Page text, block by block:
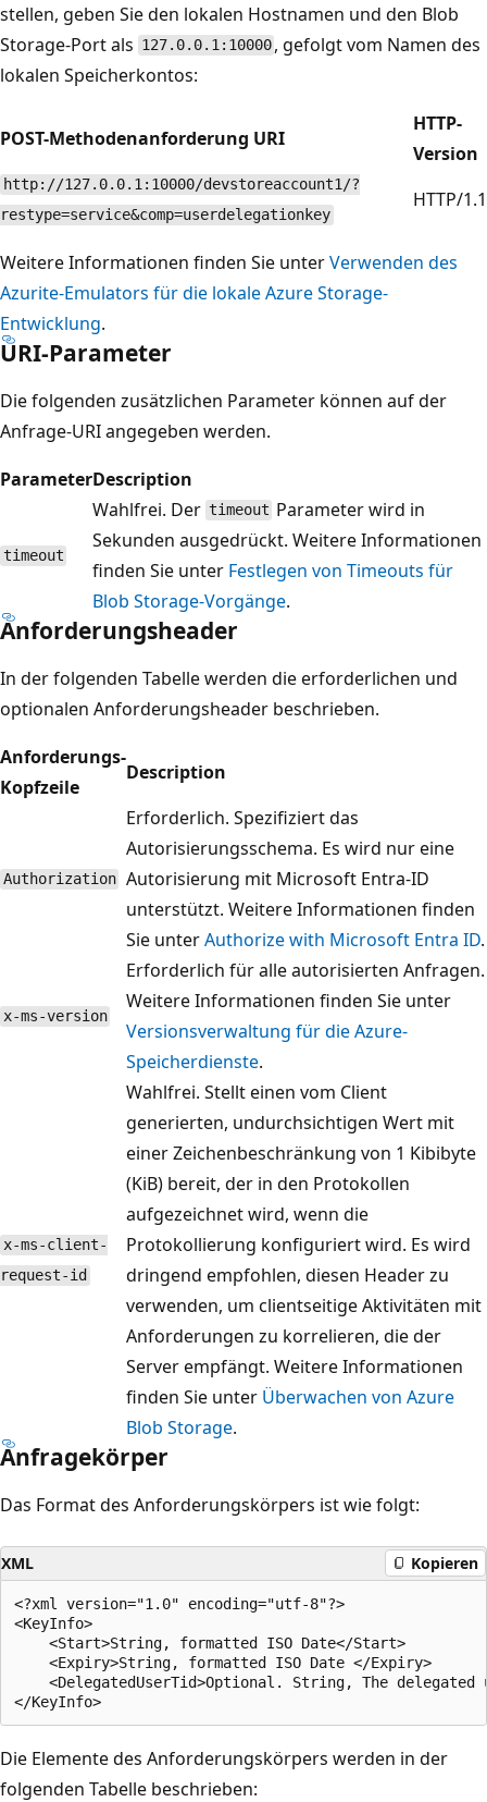
stellen, geben Sie den lokalen Hostnamen und den Blob
Storage-Port als 127.0.0.1:10000 , gefolgt vom Namen des
lokalen Speicherkontos:
POST-Methodenanforderung URI
HTTP-
Version
http://127.0.0.1:10000/devstoreaccount1/?
restype=service&comp=userdelegationkey
HTTP/1.1
Weitere Informationen finden Sie unterVerwenden des
Azurite-Emulators für die lokale Azure Storage-
Entwicklung.
URI-Parameter
Die folgenden zusätzlichen Parameter können auf der
Anfrage-URI angegeben werden.
ParameterDescription
timeout
Wahlfrei. Der timeout Parameter wird in
Sekunden ausgedrückt. Weitere Informationen
finden Sie unter Festlegen von Timeouts für
Blob Storage-Vorgänge.
Anforderungsheader
In der folgenden Tabelle werden die erforderlichen und
optionalen Anforderungsheader beschrieben.
Anforderungs-
Kopfzeile
Description
Authorization
Erforderlich. Spezifiziert das
Autorisierungsschema. Es wird nur eine
Autorisierung mit Microsoft Entra-ID
unterstützt. Weitere Informationen finden
Sie unterAuthorize with Microsoft Entra ID.
x-ms-version
Erforderlich für alle autorisierten Anfragen.
Weitere Informationen finden Sie unter
Versionsverwaltung für die Azure-
Speicherdienste.
x-ms-client-
request-id
Wahlfrei. Stellt einen vom Client
generierten, undurchsichtigen Wert mit
einer Zeichenbeschränkung von 1 Kibibyte
(KiB) bereit, der in den Protokollen
aufgezeichnet wird, wenn die
Protokollierung konfiguriert wird. Es wird
dringend empfohlen, diesen Header zu
verwenden, um clientseitige Aktivitäten mit
Anforderungen zu korrelieren, die der
Server empfängt. Weitere Informationen
finden Sie unter Überwachen von Azure
Blob Storage.
Anfragekörper
Das Format des Anforderungskörpers ist wie folgt:
XML Kopieren
<?xml version="1.0" encoding="utf-8"?>
<KeyInfo>
    <Start>String, formatted ISO Date</Start>
    <Expiry>String, formatted ISO Date </Expiry>
<DelegatedUserTid>Optional. String, The
Die Elemente des Anforderungskörpers werden in der
folgenden Tabelle beschrieben: